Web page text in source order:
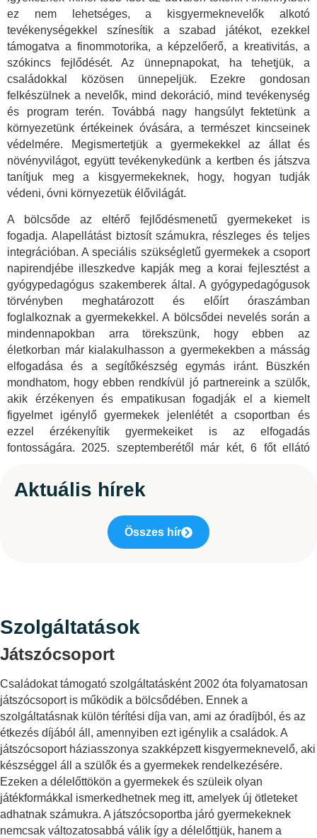
ez nem lehetséges, a kisgyermeknevelők alkotó
tevékenységekkel színesítik a szabad játékot, ezekkel
támogatva a finommotorika, a képzelőerő, a kreativitás, a
szókincs fejlődését. Az ünnepnapokat, ha tehetjük, a
családokkal közösen ünnepeljük. Ezekre gondosan
felkészülnek a nevelők, mind dekoráció, mind tevékenység
és program terén. Továbbá nagy hangsúlyt fektetünk a
környezetünk értékeinek óvására, a természet kincseinek
védelmére. Megismertetjük a gyermekekkel az állat és
növényvilágot, együtt tevékenykedünk a kertben és játszva
tanítjuk meg a kisgyermekeknek, hogy, hogyan tudják
védeni, óvni környezetük élővilágát.
A bölcsőde az eltérő fejlődésmenetű gyermekeket is
fogadja. Alapellátást biztosít számukra, részleges és teljes
integrációban. A speciális szükségletű gyermekek a csoport
napirendjébe illeszkedve kapják meg a korai fejlesztést a
gyógypedagógus szakemberek által. A gyógypedagógusok
törvényben meghatározott és előírt óraszámban
foglalkoznak a gyermekekkel. A bölcsődei nevelés során a
mindennapokban arra törekszünk, hogy ebben az
életkorban már kialakulhasson a gyermekekben a másság
elfogadása és a segítőkészség egymás iránt. Büszkén
mondhatom, hogy ebben rendkívül jó partnereink a szülők,
akik érzékenyen és empatikusan fogadják el a kiemelt
figyelmet igénylő gyermekek jelenlétét a csoportban és
ezzel érzékenyítik gyermekeiket is az elfogadás
fontosságára. 2025. szeptemberétől már két, 6 főt ellátó
nevelési igényű vagy korai fejlesztésben részesülő
gyermekeket.
Munkatársaink folyamatos továbbképzéseken és
előadásokon vesznek részt, hogy szakmai tudásukat és
szentelünk. Különböző típusú táplálék allergiás gyermekek
étkeztetését is biztosítani tudjuk, az ételek elkészítését
dietetikus végzettségű élelmezésvezető felügyeli.
A családok támogatása, a szülői kompetencia növelése, a
család és a bölcsőde közötti kapcsolat erősítése érdekében
évente több alaklommal közös családi programokat
szervezünk. Ezek a programok építik és erősítik a család és
bölcsőde közötti kapcsolatot.
Családokat támogató szolgáltatásként 2002 óta
folyamatosan játszócsoport is működik a bölcsődében.
Ennek a szolgáltatásnak külön térítési díja van, ami az
óradíjból, és az étkezés díjából áll, amennyiben ezt igénylik
Aktuális hírek
Összes hír
Szolgáltatások
Játszócsoport
Családokat támogató szolgáltatásként 2002 óta folyamatosan
játszócsoport is működik a bölcsődében. Ennek a
szolgáltatásnak külön térítési díja van, ami az óradíjból, és az
étkezés díjából áll, amennyiben ezt igénylik a családok. A
játszócsoport háziasszonya szakképzett kisgyermeknevelő, aki
készséggel áll a szülők és a gyermekek rendelkezésére.
Ezeken a délelőttökön a gyermekek és szüleik olyan
játékformákkal ismerkedhetnek meg itt, amelyek új ötleteket
adhatnak számukra. A játszócsoportba járó gyermekeknek
nemcsak változatosabbá válik így a délelőttjük, hanem a